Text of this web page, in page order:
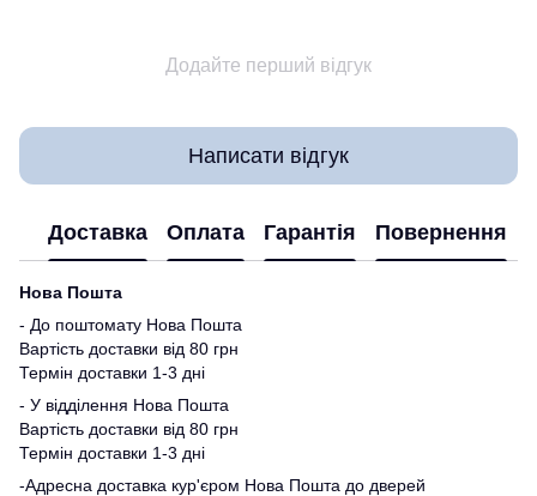
Додайте перший відгук
Написати відгук
Доставка Оплата Гарантія Повернення
Нова Пошта
- До поштомату Нова Пошта
Вартість доставки від 80 грн
Термін доставки 1-3 дні
- У відділення Нова Пошта
Вартість доставки від 80 грн
Термін доставки 1-3 дні
-Адресна доставка кур'єром Нова Пошта до дверей